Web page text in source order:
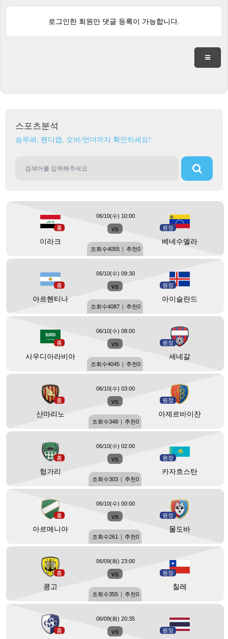
로그인한 회원만 댓글 등록이 가능합니다.
스포츠분석
승무패, 핸디캡, 오버/언더까지 확인하세요!
홈
이라크
vs 원정
베네수엘라
06/10(수) 10:00
조회수4055 | 추천0
홈
아르헨티나
vs 원정
아이슬란드
06/10(수) 09:30
조회수4087 | 추천0
홈
사우디아라비아
vs 원정
세네갈
06/10(수) 08:00
조회수4045 | 추천0
홈
산마리노
vs 원정
아제르바이잔
06/10(수) 03:00
조회수348 | 추천0
홈
헝가리
vs 원정
카자흐스탄
06/10(수) 02:00
조회수303 | 추천0
홈
아르메니아
vs 원정
몰도바
06/10(수) 00:00
조회수261 | 추천0
홈
콩고
vs 원정
칠레
06/09(화) 23:00
조회수355 | 추천0
홈 vs 원정
06/09(화) 20:35